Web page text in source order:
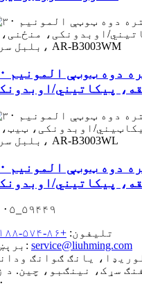
۳۰
۳۰
تلیفون: +۸۶-۵۷۴-۸۷۱۹۸۱۸۸
برېښنالیک: service@liuhming.com
سړک، نینګبو، چین. د